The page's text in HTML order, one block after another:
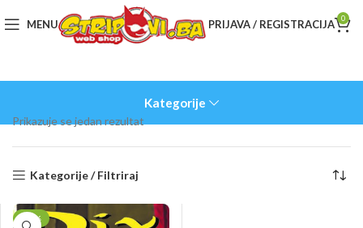
MENU PRIJAVA / REGISTRACIJA 0
Kategorije
Prikazuje se jedan rezultat
Kategorije / Filtriraj
-17%